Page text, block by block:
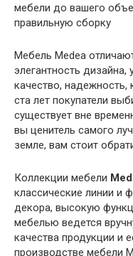
мебели до вашего
правильную сборку
Мебель Medea
элегантность
качество,
ста лет покупатели
существует вне
вы ценитель самого
земле, вам стоит
Коллекции мебели
классические линии и
декора, высокую
мебелью ведется
качества продукции и
производстве мебели